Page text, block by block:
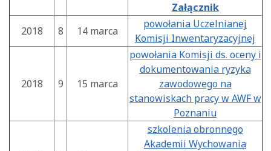
Załącznik
2018
8 14 marca
powołania Uczelnianej
Komisji Inwentaryzacyjnej
2018 9 15 marca
powołania Komisji ds. oceny i
dokumentowania ryzyka
zawodowego na
stanowiskach pracy w AWF w
Poznaniu
szkolenia obronnego
Akademii Wychowania